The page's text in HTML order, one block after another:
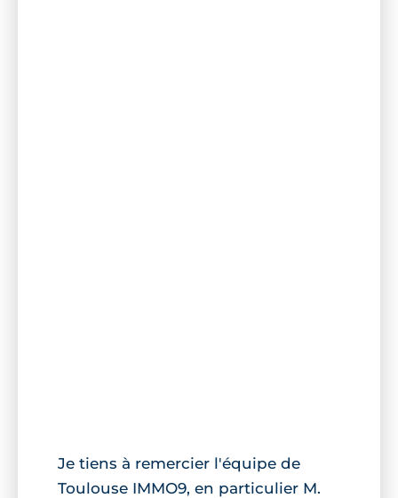
Je tiens à remercier l'équipe de
Toulouse IMMO9, en particulier M.